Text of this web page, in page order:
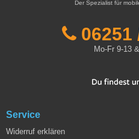
Der Spezialist für
06251
Mo-Fr 9-13
Service
Widerruf erklären